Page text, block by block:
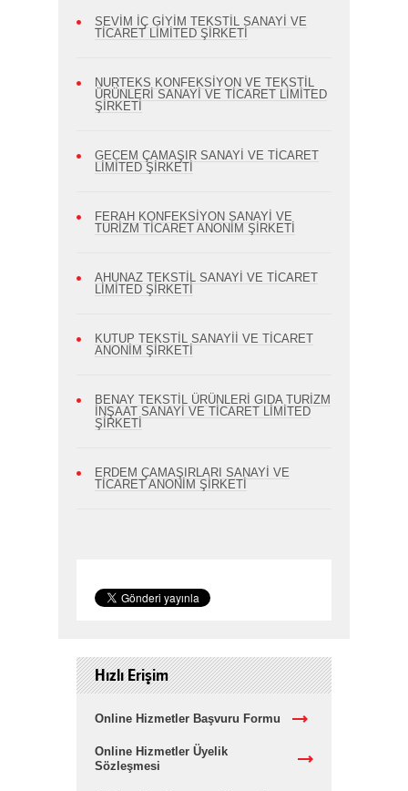
SEVİM İÇ GİYİM TEKSTİL SANAYİ VE
TİCARET LİMİTED ŞİRKETİ
NURTEKS KONFEKSİYON VE TEKSTİL
ÜRÜNLERİ SANAYİ VE TİCARET LİMİTED
ŞİRKETİ
GECEM ÇAMAŞIR SANAYİ VE TİCARET
LİMİTED ŞİRKETİ
FERAH KONFEKSİYON SANAYİ VE
TURİZM TİCARET ANONİM ŞİRKETİ
AHUNAZ TEKSTİL SANAYİ VE TİCARET
LİMİTED ŞİRKETİ
KUTUP TEKSTİL SANAYİİ VE TİCARET
ANONİM ŞİRKETİ
BENAY TEKSTİL ÜRÜNLERİ GIDA TURİZM
İNŞAAT SANAYİ VE TİCARET LİMİTED
ŞİRKETİ
ERDEM ÇAMAŞIRLARI SANAYİ VE
TİCARET ANONİM ŞİRKETİ
Hızlı Erişim
Online Hizmetler Başvuru Formu
Online Hizmetler Üyelik
Sözleşmesi